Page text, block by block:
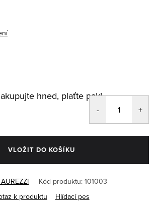
hned, plaťte pak!
VLOŽIT DO KOŠÍKU
AUREZZI Kód produktu: 101003
k produktu
Hlídací pes